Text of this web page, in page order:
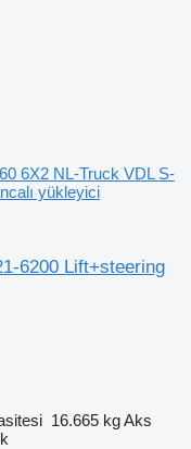
6X2 NL-Truck VDL S-
yükleyici
6200 Lift+steering
16.665 kgAks